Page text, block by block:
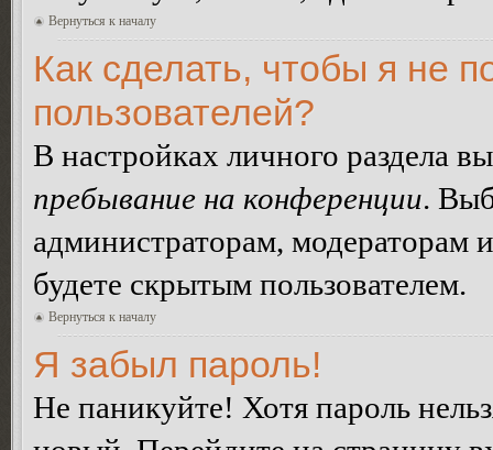
Вернуться к началу
Как сделать, чтобы я не
пользователей?
В настройках личного раздела
пребывание на конференции.
администраторам, модераторам
будете скрытым пользователем.
Вернуться к началу
Я забыл пароль!
Не паникуйте! Хотя пароль